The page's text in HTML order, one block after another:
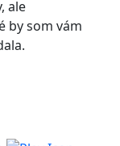
ale
by som vám